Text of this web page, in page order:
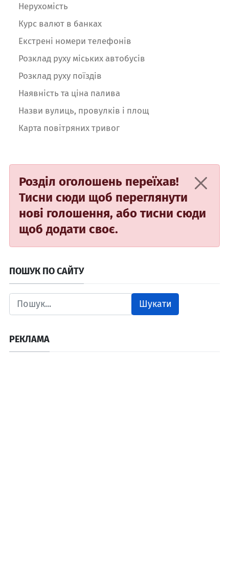
Нерухомість
Курс валют в банках
Екстрені номери телефонів
Розклад руху міських автобусів
Розклад руху поїздів
Наявність та ціна палива
Назви вулиць, провулків і площ
Карта повітряних тривог
Розділ оголошень переїхав!
Тисни сюди щоб переглянути
нові голошення, або тисни сюди
щоб додати своє.
ПОШУК ПО САЙТУ
Шукати
РЕКЛАМА